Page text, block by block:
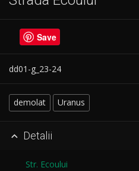
Save
dd01-g_23-24
demolat Uranus
 Detalii
Str. Ecoului